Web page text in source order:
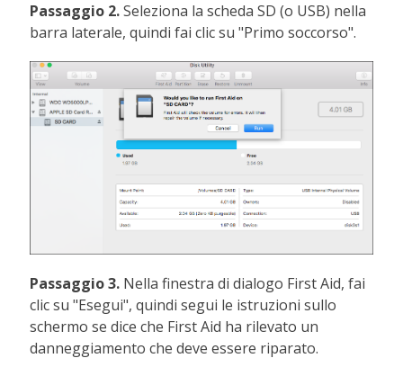
Passaggio 2.Seleziona la scheda SD (o USB) nella
barra laterale, quindi fai clic su "Primo soccorso".
Passaggio 3. Nella finestra di dialogo First Aid, fai
clic su "Esegui", quindi segui le istruzioni sullo
schermo se dice che First Aid ha rilevato un
danneggiamento che deve essere riparato.